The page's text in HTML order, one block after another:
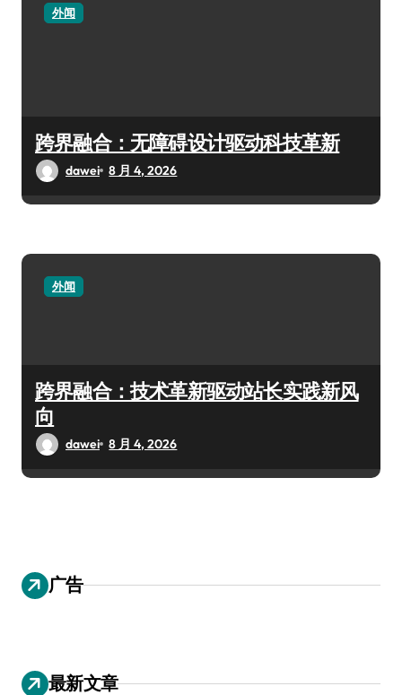
外闻
跨界融合：无障碍设计驱动科技革新
dawei 8 月 4, 2026
外闻
跨界融合：技术革新驱动站长实践新风
向
dawei 8 月 4, 2026
广告
最新文章